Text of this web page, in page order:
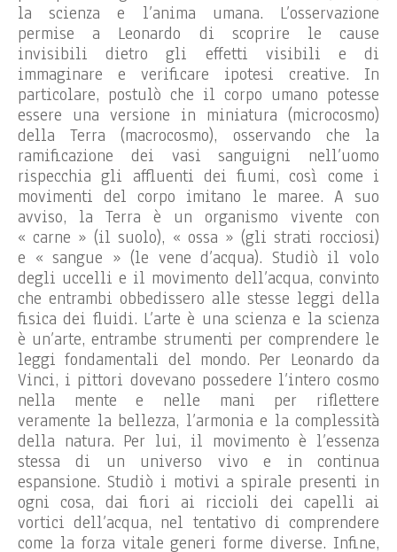
la scienza e l’anima umana. L’osservazione
permise a Leonardo di scoprire le cause
invisibili dietro gli effetti visibili e di
immaginare e verificare ipotesi creative. In
particolare, postulò che il corpo umano potesse
essere una versione in miniatura (microcosmo)
della Terra (macrocosmo), osservando che la
ramificazione dei vasi sanguigni nell’uomo
rispecchia gli affluenti dei fiumi, così come i
movimenti del corpo imitano le maree. A suo
avviso, la Terra è un organismo vivente con
« carne » (il suolo), « ossa » (gli strati rocciosi)
e « sangue » (le vene d’acqua). Studiò il volo
degli uccelli e il movimento dell’acqua, convinto
che entrambi obbedissero alle stesse leggi della
fisica dei fluidi. L’arte è una scienza e la scienza
è un’arte, entrambe strumenti per comprendere le
leggi fondamentali del mondo. Per Leonardo da
Vinci, i pittori dovevano possedere l’intero cosmo
nella mente e nelle mani per riflettere
veramente la bellezza, l’armonia e la complessità
della natura. Per lui, il movimento è l’essenza
stessa di un universo vivo e in continua
espansione. Studiò i motivi a spirale presenti in
ogni cosa, dai fiori ai riccioli dei capelli ai
vortici dell’acqua, nel tentativo di comprendere
come la forza vitale generi forme diverse. Infine,